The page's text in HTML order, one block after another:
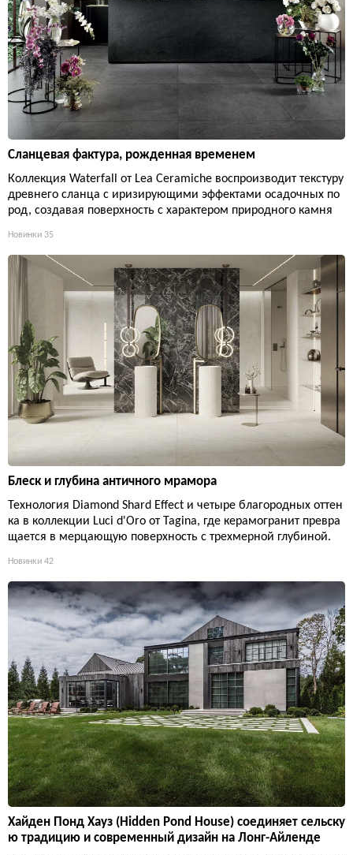
Сланцевая фактура, рожденная временем
Коллекция Waterfall от Lea Ceramiche воспроизводит текстуру
древнего сланца с иризирующими эффектами осадочных по
род, создавая поверхность с характером природного камня
Новинки 35
Блеск и глубина античного мрамора
Технология Diamond Shard Effect и четыре благородных оттен
ка в коллекции Luci d'Oro от Tagina, где керамогранит превра
щается в мерцающую поверхность с трехмерной глубиной.
Новинки 42
Хайден Понд Хауз (Hidden Pond House) соединяет сельску
ю традицию и современный дизайн на Лонг-Айленде